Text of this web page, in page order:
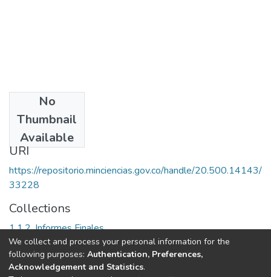
No
Thumbnail
Available
[2005-05-31]
URI
https://repositorio.minciencias.gov.co/handle/20.500.14143/
33228
Collections
1.1.2. Informes Finales
Full item page
We collect and process your personal information for the
following purposes: Authentication, Preferences,
Acknowledgement and Statistics.